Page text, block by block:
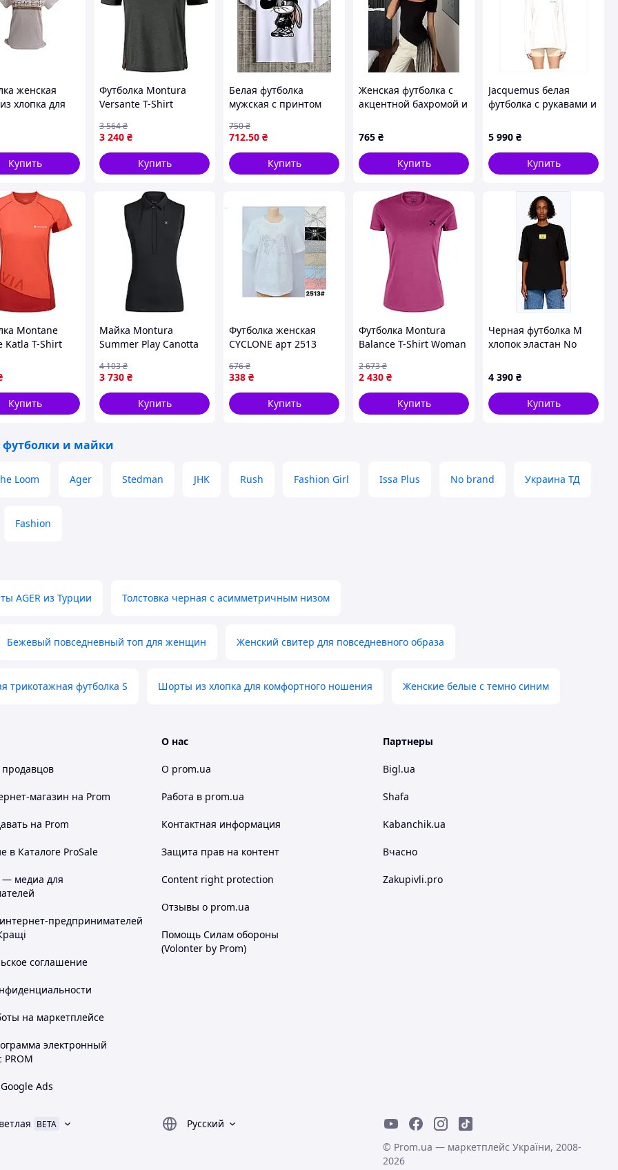
женская
хлопка для
ТМ MODY
Купить
Футболка Montura
Versante T-Shirt
2700-VO
3 240 ₴
3 564₴
Купить
Белая футболка
мужская с принтом
стильная
повседневная модель
для парня
BEKtime3098
712.50 ₴
750₴
Купить
Женская футболка с
акцентной бахромой и
765 ₴
Купить
Jacquemus белая
футболка с рукавами и
5 990 ₴
Купить
Montane
Katla T-Shirt
Купить
Майка Montura
Summer Play Canotta
VO
3 730 ₴
4 103₴
Купить
Футболка женская
CYCLONE арт 2513
трикотажа для
повседневной носки и
комфорта
338 ₴
676₴
Купить
Футболка Montura
Balance T-Shirt Woman
2 430 ₴
2 673₴
Купить
Черная футболка M
хлопок эластан No
4 390 ₴
Купить
и майки
Loom Ager Stedman JHK Rush Fashion Girl Issa Plus No brand Украина ТД
Fashion
AGER из Турции Толстовка черная с асимметричным низом
Бежевый повседневный топ для женщин Женский свитер для повседневного образа
трикотажная футболка S Шорты из хлопка для комфортного ношения Женские белые с темно синим
магазин на Prom
на Prom
в Каталоге ProSale
— медиа для
предпринимателей
соглашение
на маркетплейсе
электронный
PROM
Ads
О нас
О prom.ua
Работа в prom.ua
Контактная информация
Защита прав на контент
Content right protection
Отзывы о prom.ua
Помощь Силам обороны
(Volonter by Prom)
Партнеры
Bigl.ua
Shafa
Kabanchik.ua
Вчасно
Zakupivli.pro
BETA
Русский
© Prom.ua — маркетплейс України, 2008-
2026